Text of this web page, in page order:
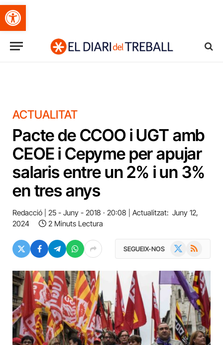
Obre la barra d'eines
ACTUALITAT
Pacte de CCOO i UGT amb
CEOE i Cepyme per apujar
salaris entre un 2% i un 3%
en tres anys
Redacció 25 - Juny - 2018 · 20:08 Actualitzat: Juny 12,
2024
2 Minuts Lectura
SEGUEIX-NOS RSS